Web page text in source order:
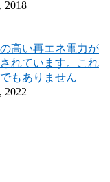
2018
高い再エネ電力が
れています。これ
もありません
2022